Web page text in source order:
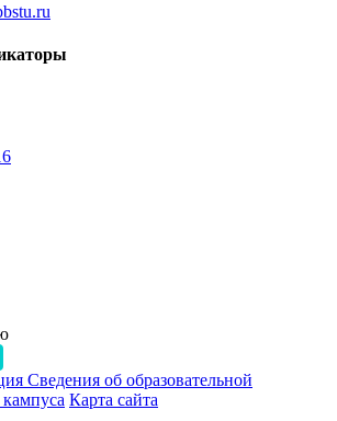
Сведения об образовательной
Карта сайта